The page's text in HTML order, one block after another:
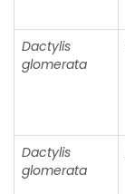
Dactylis
glomerata
Dactylis
glomerata